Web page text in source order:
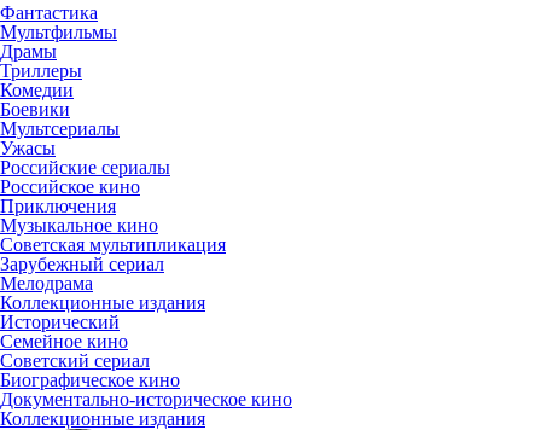
Фантастика
Мультфильмы
Драмы
Триллеры
Комедии
Боевики
Мультсериалы
Ужасы
Российские сериалы
Российское кино
Приключения
Музыкальное кино
Советская мультипликация
Зарубежный сериал
Мелодрама
Коллекционные издания
Исторический
Семейное кино
Советский сериал
Биографическое кино
Документально-историческое кино
Коллекционные издания